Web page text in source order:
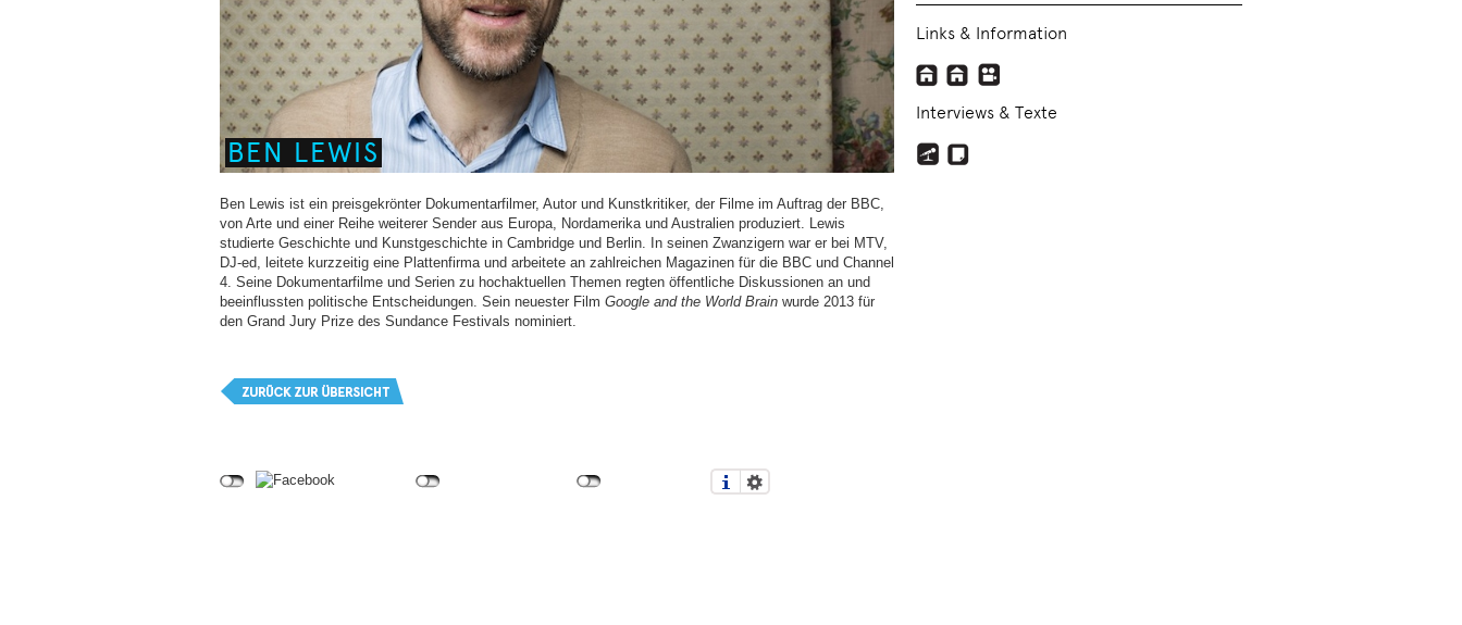
BEN LEWIS
Ben Lewis ist ein preisgekrönter Dokumentarfilmer, Autor und Kunstkritiker, der Filme im Auftrag der BBC,
von Arte und einer Reihe weiterer Sender aus Europa, Nordamerika und Australien produziert. Lewis
studierte Geschichte und Kunstgeschichte in Cambridge und Berlin. In seinen Zwanzigern war er bei MTV,
DJ-ed, leitete kurzzeitig eine Plattenfirma und arbeitete an zahlreichen Magazinen für die BBC und Channel
4. Seine Dokumentarfilme und Serien zu hochaktuellen Themen regten öffentliche Diskussionen an und
beeinflussten politische Entscheidungen. Sein neuester Film Google and the World Brain wurde 2013 für
den Grand Jury Prize des Sundance Festivals nominiert.
Links & Information
Interviews & Texte